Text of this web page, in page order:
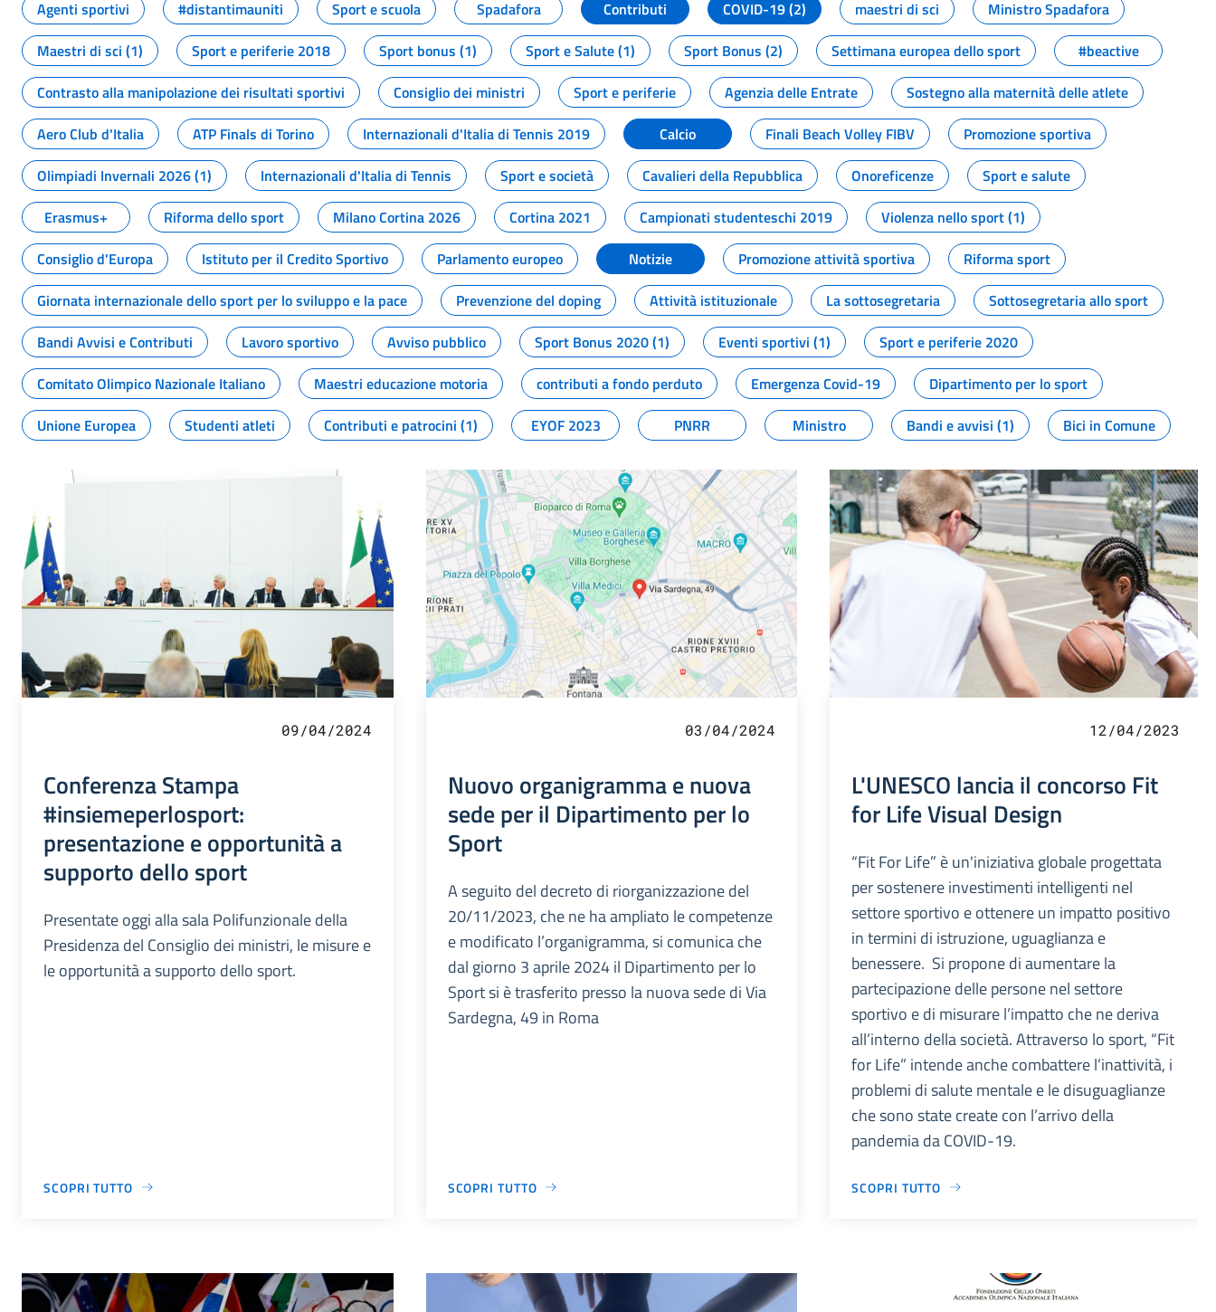
Agenti sportivi
#distantimauniti Sport e scuola Spadafora Contributi COVID-19 (2) maestri di sci
Ministro Spadafora
Maestri di sci (1)
Sport e periferie 2018 Sport bonus (1) Sport e Salute (1) Sport Bonus (2) Settimana europea dello sport
#beactive
Contrasto alla manipolazione dei risultati sportivi
Consiglio dei ministri Sport e periferie Agenzia delle Entrate
Sostegno alla maternità delle atlete
Aero Club d'Italia
ATP Finals di Torino Internazionali d'Italia di Tennis 2019 Calcio Finali Beach Volley FIBV
Promozione sportiva
Olimpiadi Invernali 2026 (1)
Internazionali d'Italia di Tennis Sport e società Cavalieri della Repubblica Onoreficenze
Sport e salute
Erasmus+
Riforma dello sport Milano Cortina 2026 Cortina 2021 Campionati studenteschi 2019
Violenza nello sport (1)
Consiglio d'Europa
Istituto per il Credito Sportivo Parlamento europeo Notizie Promozione attività sportiva
Riforma sport
Giornata internazionale dello sport per lo sviluppo e la pace
Prevenzione del doping Attività istituzionale La sottosegretaria
Sottosegretaria allo sport
Bandi Avvisi e Contributi
Lavoro sportivo Avviso pubblico Sport Bonus 2020 (1) Eventi sportivi (1)
Sport e periferie 2020
Comitato Olimpico Nazionale Italiano
Maestri educazione motoria contributi a fondo perduto Emergenza Covid-19
Dipartimento per lo sport
Unione Europea
Studenti atleti Contributi e patrocini (1) EYOF 2023 PNRR Ministro Bandi e avvisi (1) Bici in Comune
09/04/2024
Conferenza Stampa
#insiemeperlosport:
presentazione e opportunità a
supporto dello sport
Presentate oggi alla sala Polifunzionale della
Presidenza del Consiglio dei ministri, le misure e
le opportunità a supporto dello sport.
SCOPRI TUTTO
03/04/2024
Nuovo organigramma e nuova
sede per il Dipartimento per lo
Sport
A seguito del decreto di riorganizzazione del
20/11/2023, che ne ha ampliato le competenze
e modificato l’organigramma, si comunica che
dal giorno 3 aprile 2024 il Dipartimento per lo
Sport si è trasferito presso la nuova sede di Via
Sardegna, 49 in Roma
SCOPRI TUTTO
12/04/2023
L'UNESCO lancia il concorso Fit
for Life Visual Design
“Fit For Life” è un'iniziativa globale progettata
per sostenere investimenti intelligenti nel
settore sportivo e ottenere un impatto positivo
in termini di istruzione, uguaglianza e
benessere. Si propone di aumentare la
partecipazione delle persone nel settore
sportivo e di misurare l’impatto che ne deriva
all’interno della società. Attraverso lo sport, “Fit
for Life” intende anche combattere l’inattività, i
problemi di salute mentale e le disuguaglianze
che sono state create con l’arrivo della
pandemia da COVID-19.
SCOPRI TUTTO